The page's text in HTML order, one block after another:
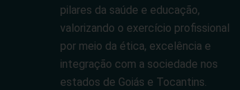
pilares da saúde e educação,
valorizando o exercício profissional
por meio da ética, excelência e
integração com a sociedade nos
estados de Goiás e Tocantins.